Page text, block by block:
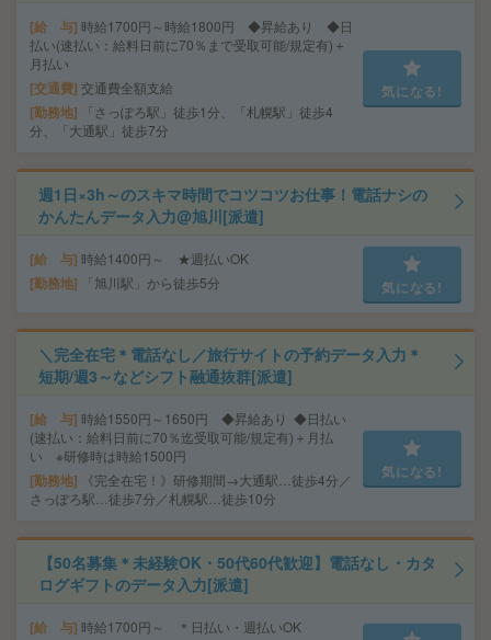
給 与 時給1700円～時給1800円 ◆昇給あり ◆日
払い(速払い：給料日前に70％まで受取可能/規定有)＋
月払い
交通費 交通費全額支給
勤務地
「さっぽろ駅」徒歩1分、「札幌駅」徒歩4
分、「大通駅」徒歩7分
気になる!
週1日×3h～のスキマ時間でコツコツお仕事！電話ナシの
かんたんデータ入力@旭川[派遣]
給 与 時給1400円～ ★週払いOK
勤務地 「旭川駅」から徒歩5分 気になる!
＼完全在宅＊電話なし／旅行サイトの予約データ入力＊
短期/週3～などシフト融通抜群[派遣]
給 与 時給1550円～1650円 ◆昇給あり ◆日払い
(速払い：給料日前に70％迄受取可能/規定有)＋月払
い ※研修時は時給1500円
勤務地
《完全在宅！》研修期間→大通駅…徒歩4分／
さっぽろ駅…徒歩7分／札幌駅…徒歩10分
気になる!
【50名募集＊未経験OK・50代60代歓迎】電話なし・カタ
ログギフトのデータ入力[派遣]
給 与 時給1700円～ ＊日払い・週払いOK